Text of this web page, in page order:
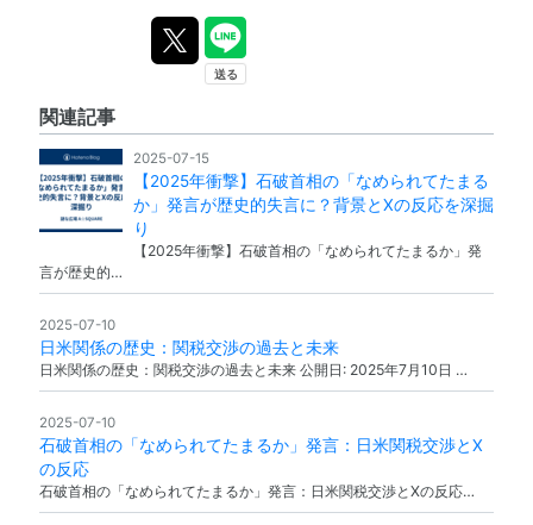
関連記事
2025-07-15
【2025年衝撃】石破首相の「なめられてたまる
か」発言が歴史的失言に？背景とXの反応を深掘
り
【2025年衝撃】石破首相の「なめられてたまるか」発
言が歴史的…
2025-07-10
日米関係の歴史：関税交渉の過去と未来
日米関係の歴史：関税交渉の過去と未来 公開日: 2025年7月10日 …
2025-07-10
石破首相の「なめられてたまるか」発言：日米関税交渉とX
の反応
石破首相の「なめられてたまるか」発言：日米関税交渉とXの反応…